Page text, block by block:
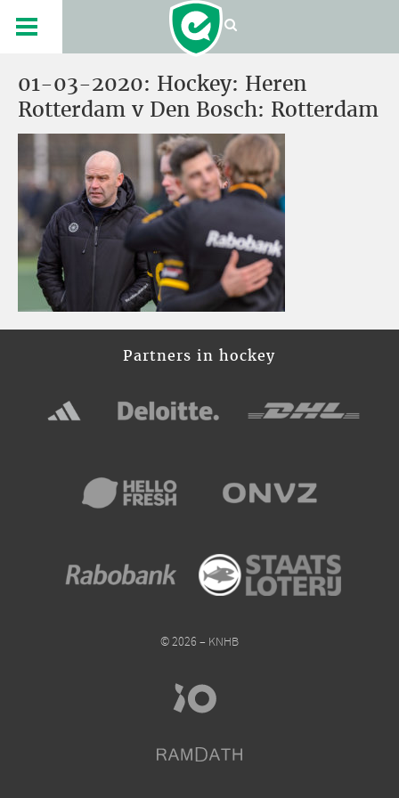
01-03-2020: Hockey: Heren
Rotterdam v Den Bosch: Rotterdam
Partners in hockey
© 2026 – KNHB